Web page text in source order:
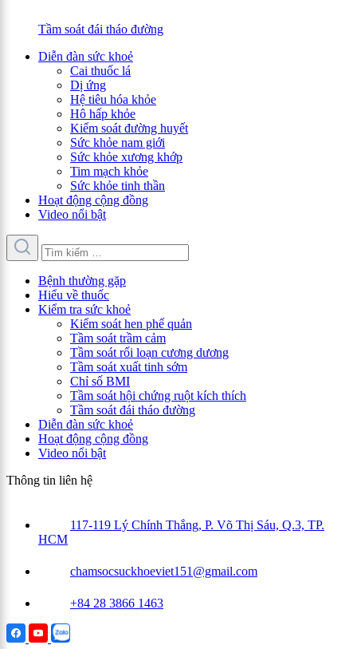
Tầm soát đái tháo đường
Diễn đàn sức khoẻ
Cai thuốc lá
Dị ứng
Hệ tiêu hóa khỏe
Hô hấp khỏe
Kiểm soát đường huyết
Sức khỏe nam giới
Sức khỏe xương khớp
Tim mạch khỏe
Sức khỏe tinh thần
Hoạt động cộng đồng
Video nổi bật
Bệnh thường gặp
Hiểu về thuốc
Kiểm tra sức khoẻ
Kiểm soát hen phế quản
Tầm soát trầm cảm
Tầm soát rối loạn cương dương
Tầm soát xuất tinh sớm
Chỉ số BMI
Tầm soát hội chứng ruột kích thích
Tầm soát đái tháo đường
Diễn đàn sức khoẻ
Hoạt động cộng đồng
Video nổi bật
Thông tin liên hệ
117-119 Lý Chính Thắng, P. Võ Thị Sáu, Q.3, TP.
HCM
chamsocsuckhoeviet151@gmail.com
+84 28 3866 1463